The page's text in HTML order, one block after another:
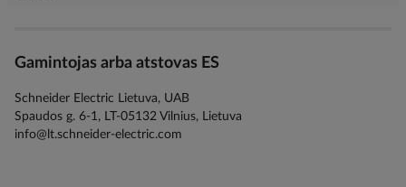
Gamintojas arba atstovas ES
Schneider Electric Lietuva, UAB
Spaudos g. 6-1, LT-05132 Vilnius, Lietuva
info@lt.schneider-electric.com